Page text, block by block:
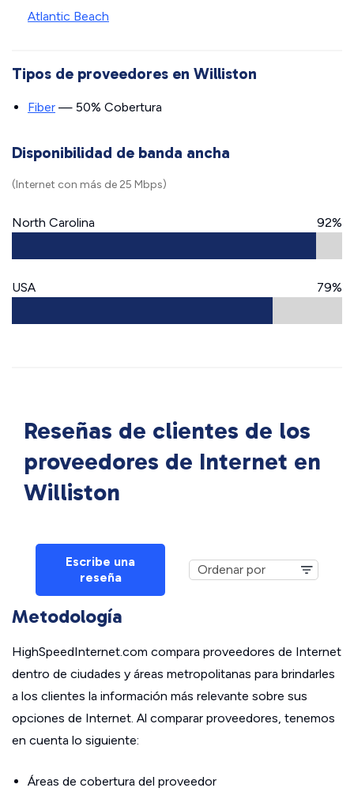
Atlantic Beach
Tipos de proveedores en Williston
Fiber — 50% Cobertura
Disponibilidad de banda ancha
(Internet con más de 25 Mbps)
North Carolina 92%
USA 79%
Reseñas de clientes de los
proveedores de Internet en
Williston
Escribe una
reseña
Metodología
HighSpeedInternet.com compara proveedores de Internet
dentro de ciudades y áreas metropolitanas para brindarles
a los clientes la información más relevante sobre sus
opciones de Internet. Al comparar proveedores, tenemos
en cuenta lo siguiente:
Áreas de cobertura del proveedor